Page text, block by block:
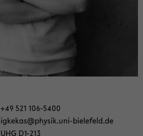
+49 521 106-​5400
ig­ke­kas@phy­sik.uni-​bielefeld.de
UHG D1-​213